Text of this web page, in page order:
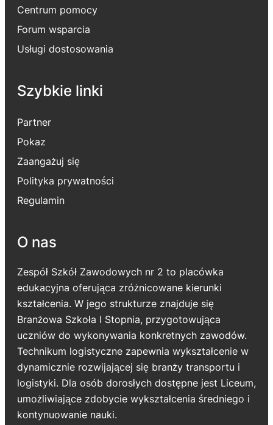
Centrum pomocy
Forum wsparcia
Usługi dostosowania
Szybkie linki
Partner
Pokaz
Zaangażuj się
Polityka prywatności
Regulamin
O nas
Zespół Szkół Zawodowych nr 2 to placówka
edukacyjna oferująca zróżnicowane kierunki
kształcenia. W jego strukturze znajduje się
Branżowa Szkoła I Stopnia, przygotowująca
uczniów do wykonywania konkretnych zawodów.
Technikum logistyczne zapewnia wykształcenie w
dynamicznie rozwijającej się branży transportu i
logistyki. Dla osób dorosłych dostępne jest Liceum,
umożliwiające zdobycie wykształcenia średniego i
kontynuowanie nauki.